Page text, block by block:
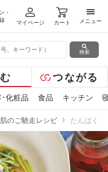
・
マイページ カート
メニ
メニュー
検索
つながる
･化粧品 食品 キッチン
肌のご馳走レシピ たんぱく